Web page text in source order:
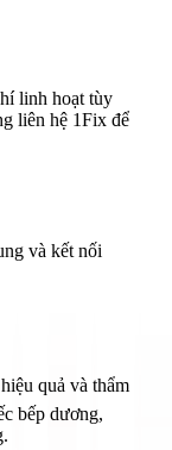
linh hoạt tùy
liên hệ 1Fix để
và kết nối
quả và thẩm
bếp dương,